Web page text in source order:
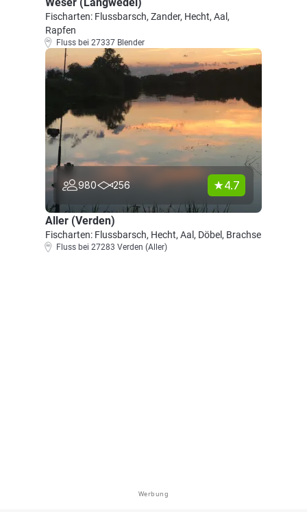
Fischarten: Flussbarsch, Zander, Hecht, Aal,
Rapfen
Fluss bei 27337 Blender
980 256 4.7
Aller (Verden)
Fischarten: Flussbarsch, Hecht, Aal, Döbel, Brachse
Fluss bei 27283 Verden (Aller)
Werbung